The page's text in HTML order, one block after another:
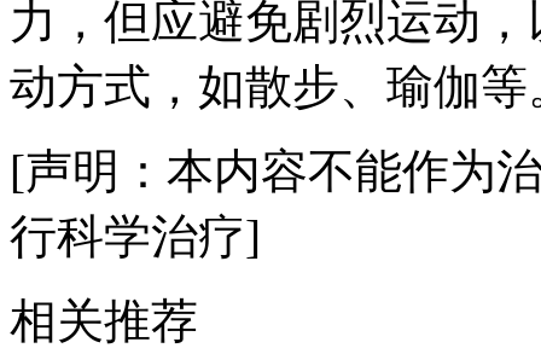
力，但应避免剧烈运动
动方式，如散步、瑜伽等
[声明：本内容不能作为
行科学治疗]
相关推荐